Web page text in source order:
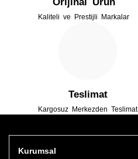
Kaliteli ve Prestijli Markalar
Teslimat
Kargosuz Merkezden Teslimat
Kurumsal